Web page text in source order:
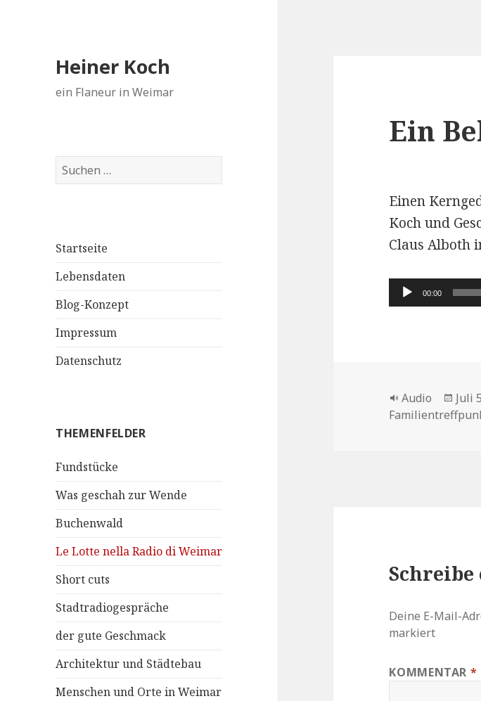
Heiner Koch
ein Flaneur in Weimar
Suchen
nach:
Startseite
Lebensdaten
Blog-Konzept
Impressum
Datenschutz
THEMENFELDER
Fundstücke
Was geschah zur Wende
Buchenwald
Le Lotte nella Radio di Weimar
Short cuts
Stadtradiogespräche
der gute Geschmack
Architektur und Städtebau
Menschen und Orte in Weimar
Ein
Einen
Koch und
Claus Alboth
Audio-
Player
00:00
Format
Audio
am
Juli
Deine E-Mail-
markiert
KOMMENTAR *